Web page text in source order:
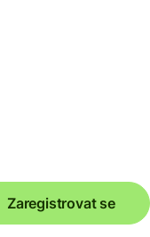
Zaregistrovat se